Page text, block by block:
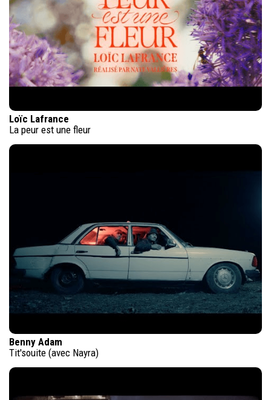
Loïc Lafrance
La peur est une fleur
Benny Adam
Tit'souite (avec Nayra)